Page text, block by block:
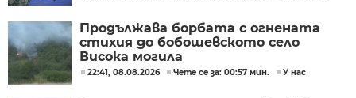
Продължава борбата с огнената
стихия до бобошевското село
Висока могила
22:41, 08.08.2026 Чете се за: 00:57 мин. У нас